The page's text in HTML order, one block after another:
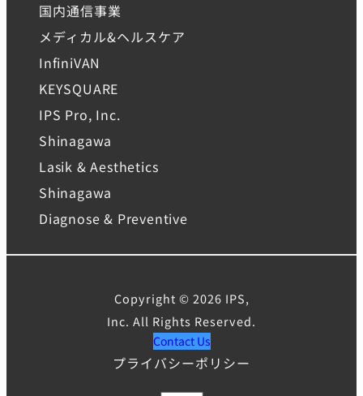
国内通信事業
メディカル&ヘルスケア
InfiniVAN
KEYSQUARE
IPS Pro, Inc.
Shinagawa
Lasik & Aesthetics
Shinagawa
Diagnose & Preventive
Copyright © 2026 IPS,
Inc. All Rights Reserved.
Contact Us
プライバシーポリシー